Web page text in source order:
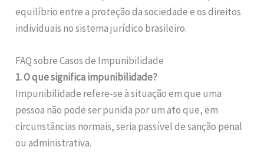
equilíbrio entre a proteção da sociedade e os direitos
individuais no sistema jurídico brasileiro.
FAQ sobre Casos de Impunibilidade
1. O que significa impunibilidade?
Impunibilidade refere-se à situação em que uma
pessoa não pode ser punida por um ato que, em
circunstâncias normais, seria passível de sanção penal
ou administrativa.